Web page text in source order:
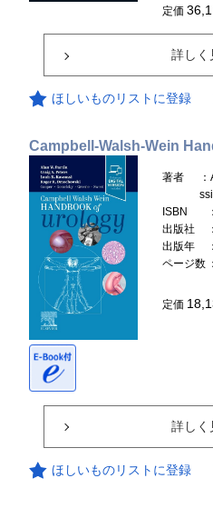
定価
詳しく
ほしいものリストに登録
Campbell-Walsh-Wein
著者
ISBN
出版社
出版年
ページ数
定価
詳しく
ほしいものリストに登録